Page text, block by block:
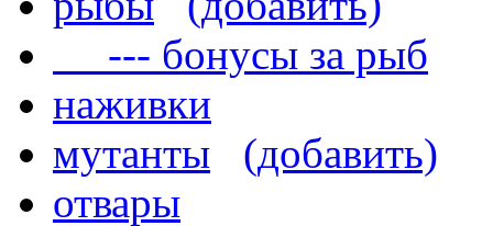
--- бонусы за рыб
наживки
мутанты
(добавить)
отвары